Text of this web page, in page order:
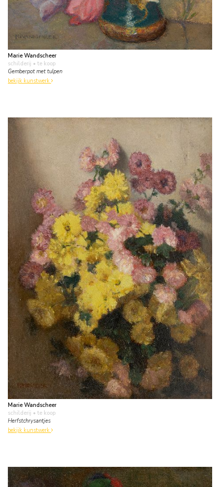
Marie Wandscheer
schilderij • te koop
Gemberpot met tulpen
bekijk kunstwerk
Marie Wandscheer
schilderij • te koop
Herfstchrysantjes
bekijk kunstwerk